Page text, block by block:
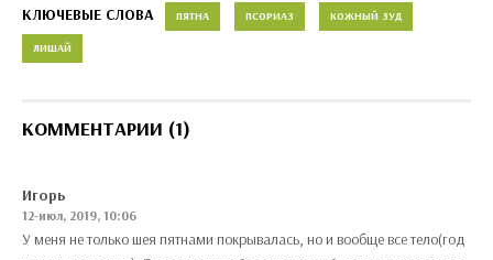
КЛЮЧЕВЫЕ СЛОВА ПЯТНА ПСОРИАЗ КОЖНЫЙ ЗУД
ЛИШАЙ
КОММЕНТАРИИ (1)
Игорь
12-июл, 2019, 10:06
У меня не только шея пятнами покрывалась, но и вообще все тело(год